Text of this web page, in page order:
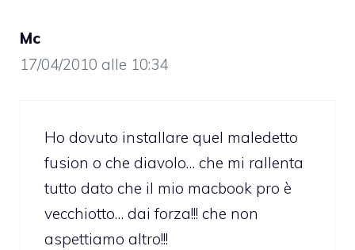
Mc
17/04/2010 alle 10:34
Ho dovuto installare quel maledetto
fusion o che diavolo… che mi rallenta
tutto dato che il mio macbook pro è
vecchiotto… dai forza!!! che non
aspettiamo altro!!!